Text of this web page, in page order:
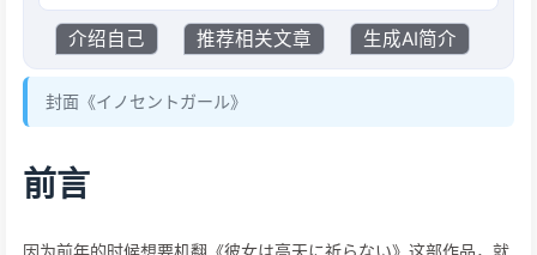
介绍自己 推荐相关文章 生成AI简介
封面《イノセントガール》
前言
因为前年的时候想要机翻《彼女は高天に祈らない》这部作品，就